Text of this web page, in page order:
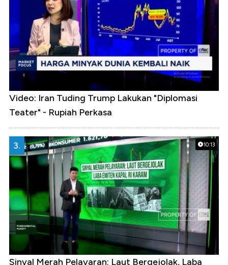
Video: Iran Tuding Trump Lakukan "Diplomasi
Teater" - Rupiah Perkasa
10:13
3.
Sinyal Merah Pelayaran: Laut Bergejolak, Laba